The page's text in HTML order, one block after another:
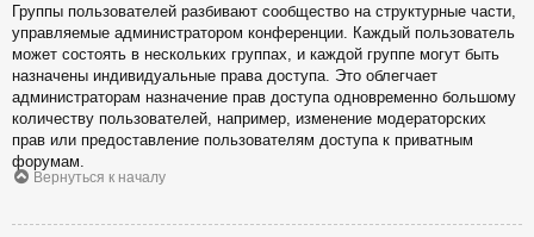
Группы пользователей разбивают сообщество на структурные части,
управляемые администратором конференции. Каждый пользователь
может состоять в нескольких группах, и каждой группе могут быть
назначены индивидуальные права доступа. Это облегчает
администраторам назначение прав доступа одновременно большому
количеству пользователей, например, изменение модераторских
прав или предоставление пользователям доступа к приватным
форумам.
Вернуться к началу